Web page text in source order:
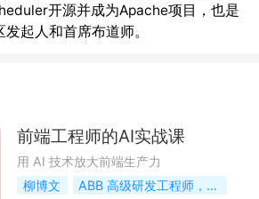
开源并成为Apache项目，也是
前端工程师的AI实战课
用 AI 技术放大前端生产力
柳博文
ABB 高级研发工程师，前阿里前端算法工程师